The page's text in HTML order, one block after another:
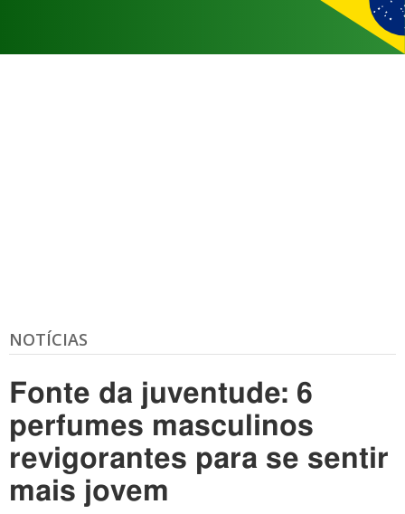
NOTÍCIAS
Fonte da juventude: 6
perfumes masculinos
revigorantes para se sentir
mais jovem